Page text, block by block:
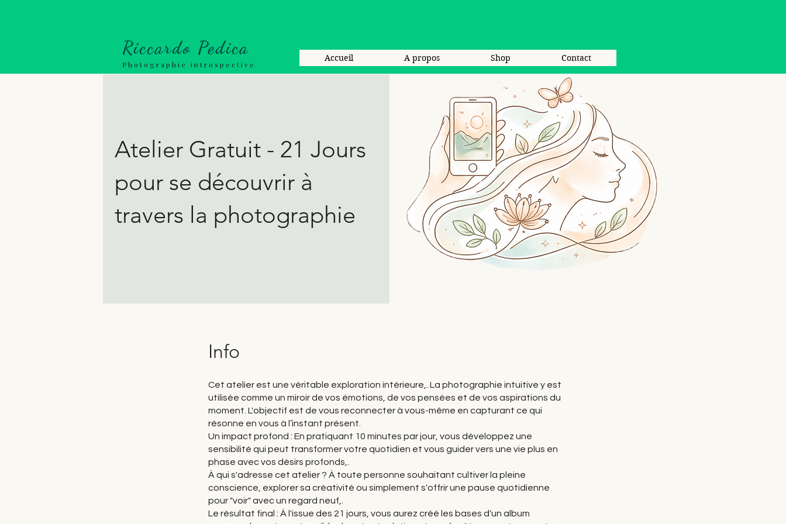
Riccardo Pedica
Photographie introspective
Accueil A propos Shop Contact
Atelier Gratuit - 21 Jours
pour se découvrir à
travers la photographie
Info
Cet atelier est une véritable exploration intérieure,. La photographie intuitive y est
utilisée comme un miroir de vos émotions, de vos pensées et de vos aspirations du
moment. L'objectif est de vous reconnecter à vous-même en capturant ce qui
résonne en vous à l’instant présent.
Un impact profond : En pratiquant 10 minutes par jour, vous développez une
sensibilité qui peut transformer votre quotidien et vous guider vers une vie plus en
phase avec vos désirs profonds,.
À qui s'adresse cet atelier ? À toute personne souhaitant cultiver la pleine
conscience, explorer sa créativité ou simplement s'offrir une pause quotidienne
pour "voir" avec un regard neuf,.
Le résultat final : À l'issue des 21 jours, vous aurez créé les bases d'un album